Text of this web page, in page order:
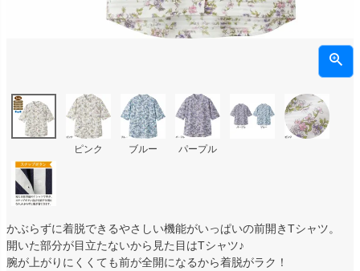
ピンク ブルー パープル
かぶらずに着脱できるやさしい機能がいっぱいの前開きTシャツ。
開いた部分が目立たないから見た目はTシャツ♪
腕が上がりにくくても前が全開になるから着脱がラク！